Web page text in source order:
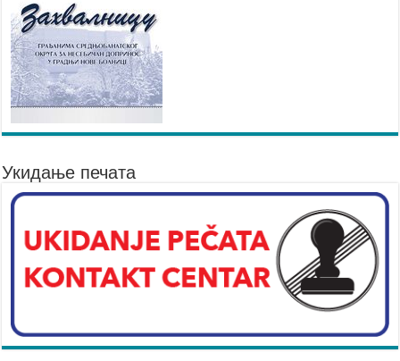
Укидање печата